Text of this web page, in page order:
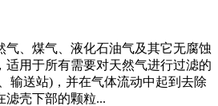
气、煤气、液化石油气及其它无腐蚀
适用于所有需要对天然气进行过滤的
输送站)，并在气体流动中起到去除
滤壳下部的颗粒...